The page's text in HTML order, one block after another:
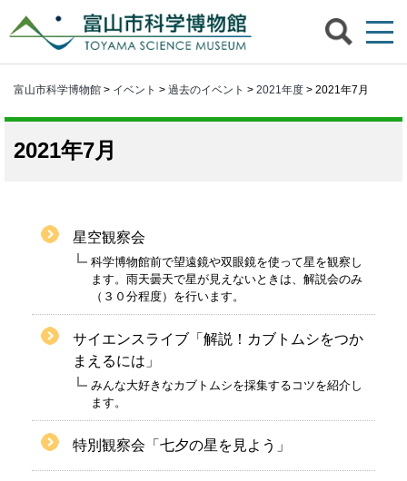
富山市科学博物館 > イベント > 過去のイベント > 2021年度 > 2021年7月
2021年7月
星空観察会
科学博物館前で望遠鏡や双眼鏡を使って星を観察し
ます。雨天曇天で星が見えないときは、解説会のみ
（３０分程度）を行います。
サイエンスライブ「解説！カブトムシをつか
まえるには」
みんな大好きなカブトムシを採集するコツを紹介し
ます。
特別観察会「七夕の星を見よう」